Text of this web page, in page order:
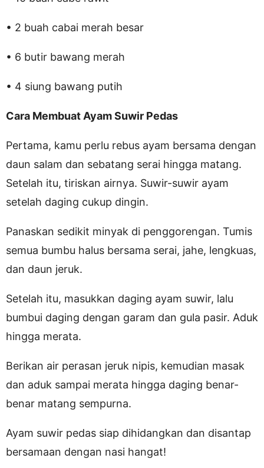
• 2 buah cabai merah besar
• 6 butir bawang merah
• 4 siung bawang putih
Cara Membuat Ayam Suwir Pedas
Pertama, kamu perlu rebus ayam bersama dengan
daun salam dan sebatang serai hingga matang.
Setelah itu, tiriskan airnya. Suwir-suwir ayam
setelah daging cukup dingin.
Panaskan sedikit minyak di penggorengan. Tumis
semua bumbu halus bersama serai, jahe, lengkuas,
dan daun jeruk.
Setelah itu, masukkan daging ayam suwir, lalu
bumbui daging dengan garam dan gula pasir. Aduk
hingga merata.
Berikan air perasan jeruk nipis, kemudian masak
dan aduk sampai merata hingga daging benar-
benar matang sempurna.
Ayam suwir pedas siap dihidangkan dan disantap
bersamaan dengan nasi hangat!